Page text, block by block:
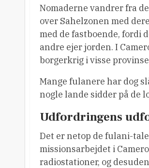
Nomaderne vandrer fra
over Sahelzonen med
med de fastboende, fordi
andre ejer jorden. I
borgerkrig i visse
Mange fulanere har dog
nogle lande sidder på de
Udfordringens
Det er netop de fulani-
missionsarbejdet i
radiostationer, og